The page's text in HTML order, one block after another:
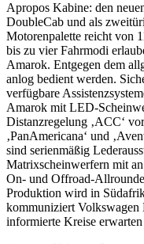
Apropos Kabine: den
DoubleCab und als
Motorenpalette reicht von
bis zu vier Fahrmodi
Amarok. Entgegen dem
anlog bedient werden.
verfügbare
Amarok mit LED-
Distanzregelung ‚ACC‘
‚PanAmericana‘ und
sind serienmäßig
Matrixscheinwerfern mit
On- und Offroad-
Produktion wird in
kommuniziert Volkswagen
informierte Kreise